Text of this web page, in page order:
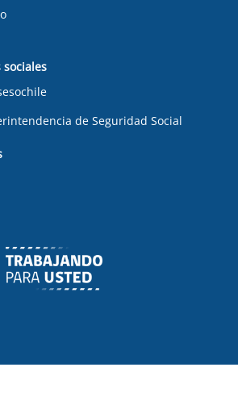
sociales
de Seguridad Social